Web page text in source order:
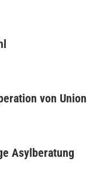
von Union
Asylberatung